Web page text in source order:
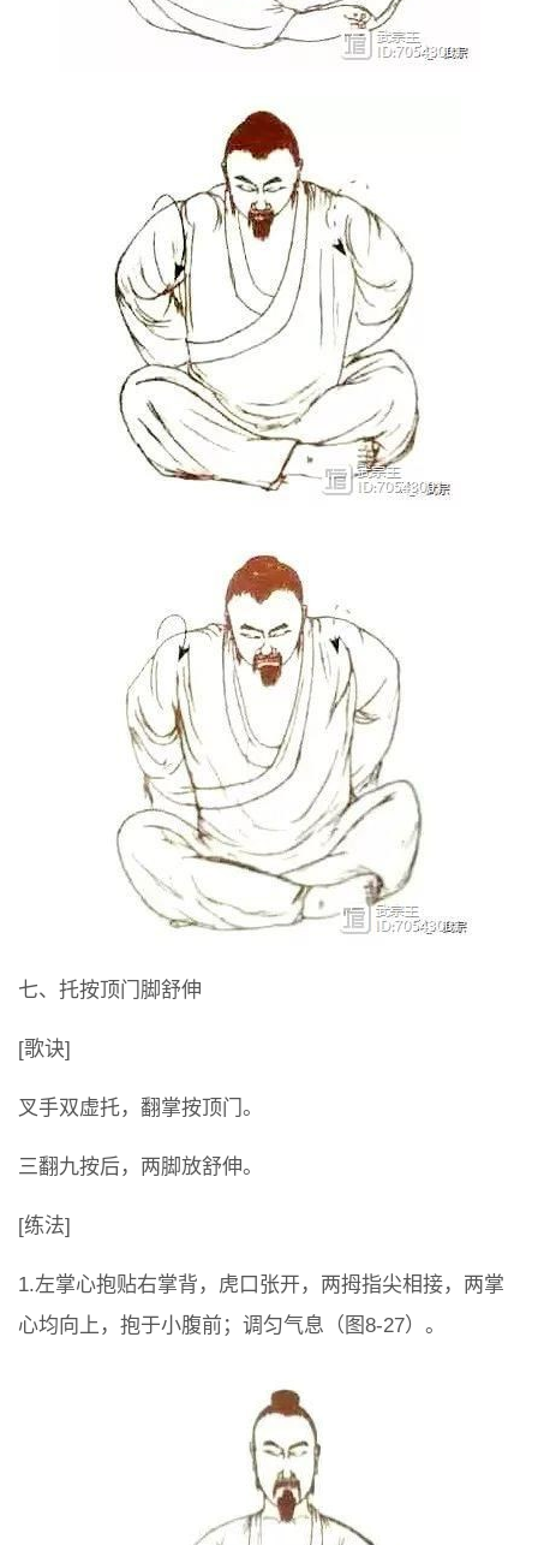
七、托按顶门脚舒伸
[歌诀]
叉手双虚托，翻掌按顶门。
三翻九按后，两脚放舒伸。
[练法]
1.左掌心抱贴右掌背，虎口张开，两拇指尖相接，两掌
心均向上，抱于小腹前；调匀气息（图8-27）。